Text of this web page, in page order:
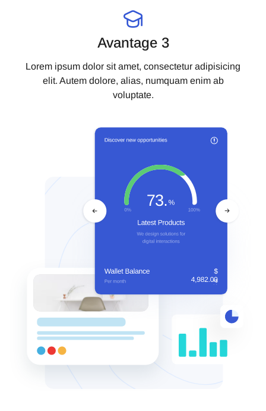
Avantage 3
Lorem ipsum dolor sit amet, consectetur adipisicing
elit. Autem dolore, alias, numquam enim ab
voluptate.